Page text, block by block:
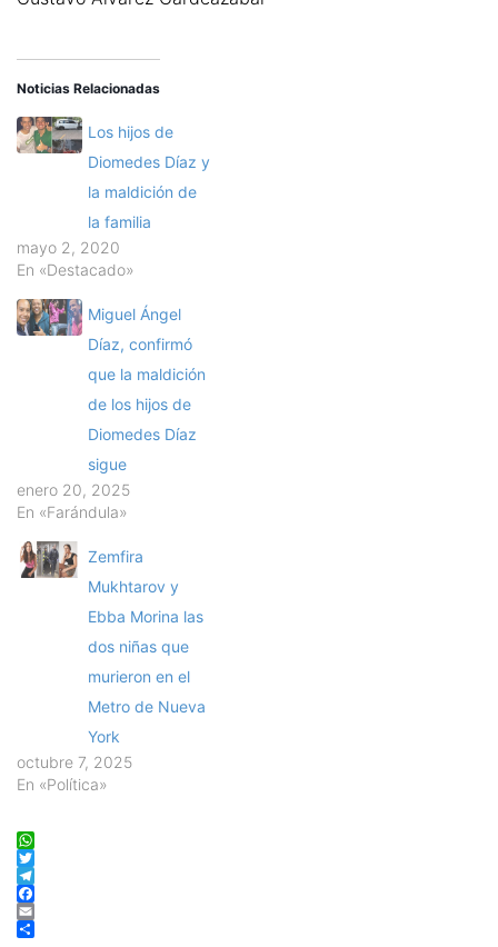
Noticias Relacionadas
Los hijos de
Diomedes Díaz y
la maldición de
la familia
mayo 2, 2020
En «Destacado»
Miguel Ángel
Díaz, confirmó
que la maldición
de los hijos de
Diomedes Díaz
sigue
enero 20, 2025
En «Farándula»
Zemfira
Mukhtarov y
Ebba Morina las
dos niñas que
murieron en el
Metro de Nueva
York
octubre 7, 2025
En «Política»
WhatsApp
Twitter
Telegram
Facebook
Email